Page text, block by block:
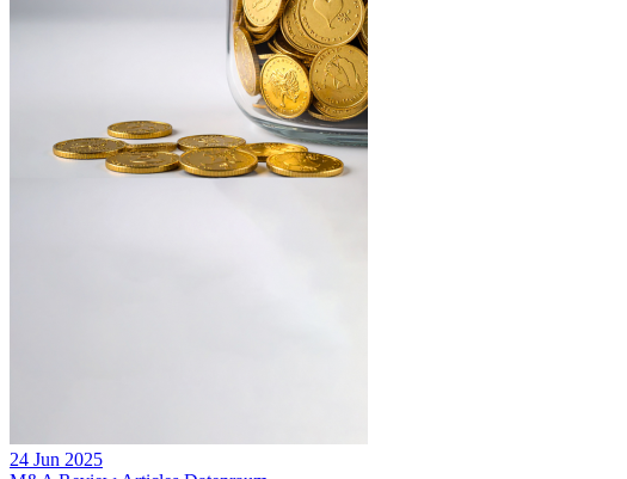
24 Jun 2025